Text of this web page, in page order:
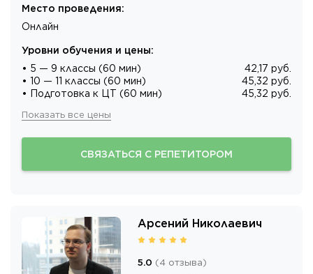
Место проведения:
Онлайн
Уровни обучения и цены:
• 5 — 9 классы (60 мин)
42,17 руб.
• 10 — 11 классы (60 мин)
45,32 руб.
• Подготовка к ЦТ (60 мин)
45,32 руб.
Показать все цены
СВЯЗАТЬСЯ С РЕПЕТИТОРОМ
Арсений Николаевич
5.0 (4 отзыва)